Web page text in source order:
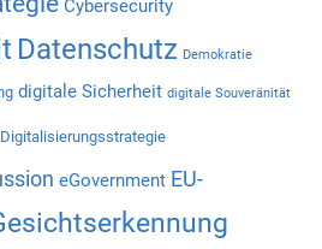
Cybersecurity
Datenschutz Demokratie
digitale Sicherheit digitale Souveränität
Digitalisierungsstrategie
eGovernment EU-